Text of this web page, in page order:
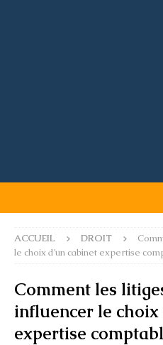
ACCUEIL DROIT
le choix d’un cabinet expertise
Comment les
influencer le choix
expertise